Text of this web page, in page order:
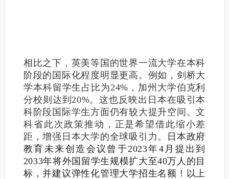
相比之下，英美等国的世界一流大学在本科
阶段的国际化程度明显更高。例如，剑桥大
学本科留学生占比为24%，加州大学伯克利
分校则达到20%。这也反映出日本在吸引本
科阶段国际学生方面仍有较大提升空间。文
科省此次政策推动，正是希望借此缩小差
距，增强日本大学的全球吸引力。
日本政府
教育未来创造会议曾于2023年4月提出到
2033年将外国留学生规模扩大至40万人的目
标，并建议弹性化管理大学招生名额！ 以上